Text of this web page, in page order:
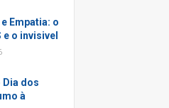
Empatia: o
e o invisivel
dos
à